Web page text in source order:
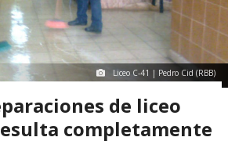
Liceo C-41 | Pedro Cid (RBB)
de liceo
completamente